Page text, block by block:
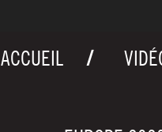
ACCUEIL